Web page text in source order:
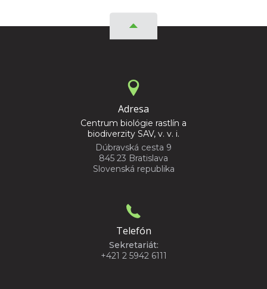
Adresa
Centrum biológie rastlín a
biodiverzity SAV, v. v. i.
Dúbravská cesta 9
845 23 Bratislava
Slovenská republika
Telefón
Sekretariát:
+421 2 5942 6111